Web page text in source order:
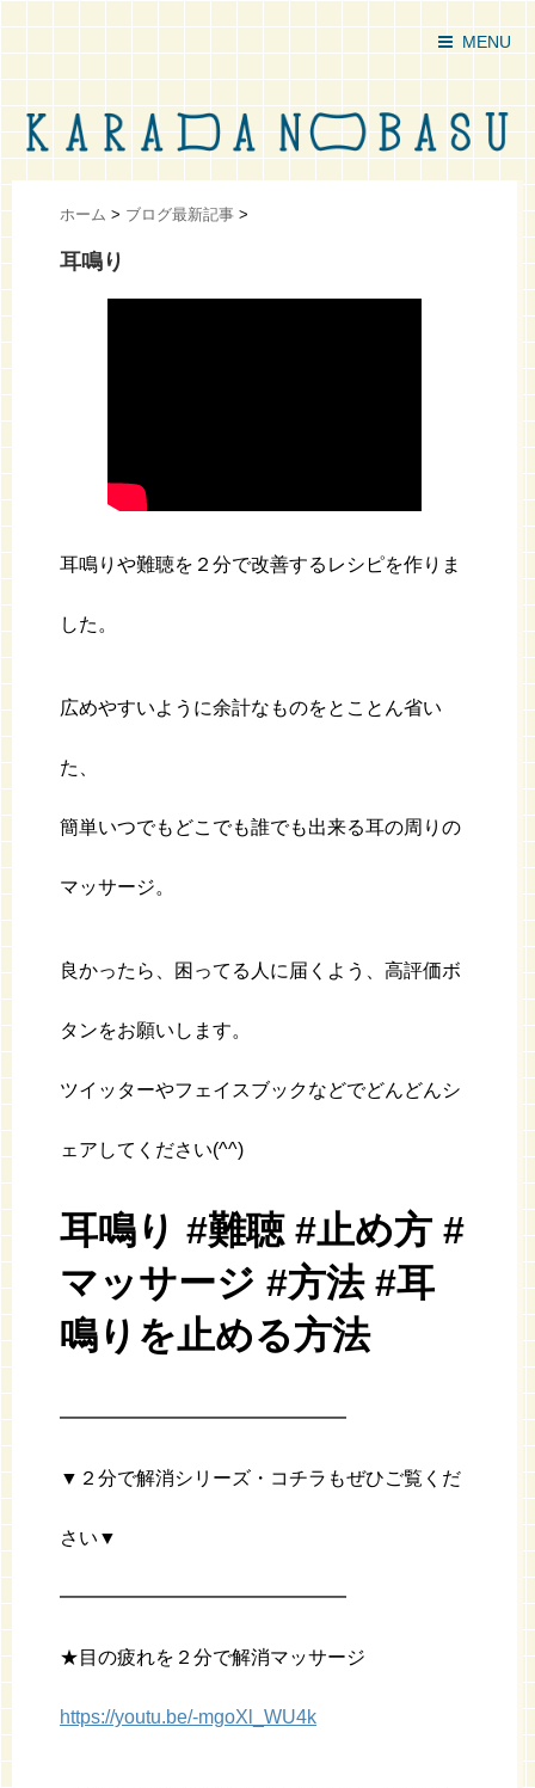
MENU
ホーム > ブログ最新記事 >
耳鳴り
耳鳴りや難聴を２分で改善するレシピを作りま
した。
広めやすいように余計なものをとことん省い
た、
簡単いつでもどこでも誰でも出来る耳の周りの
マッサージ。
良かったら、困ってる人に届くよう、高評価ボ
タンをお願いします。
ツイッターやフェイスブックなどでどんどんシ
ェアしてください(^^)
耳鳴り #難聴 #止め方 #
マッサージ #方法 #耳
鳴りを止める方法
━━━━━━━━━━━━━━━
▼２分で解消シリーズ・コチラもぜひご覧くだ
さい▼
━━━━━━━━━━━━━━━
★目の疲れを２分で解消マッサージ
https://youtu.be/-mgoXl_WU4k